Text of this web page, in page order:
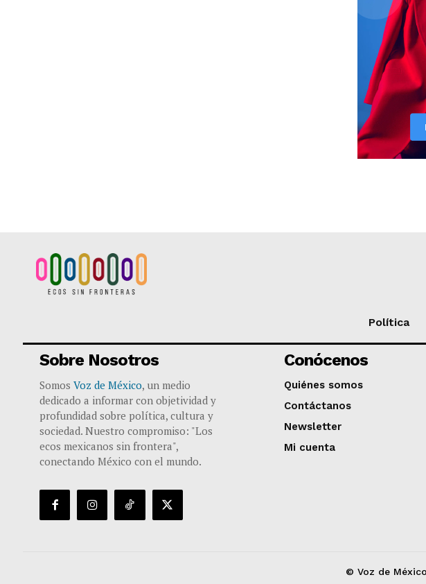
Política
Sobre Nosotros
Somos Voz de México, un medio
dedicado a informar con objetividad y
profundidad sobre política, cultura y
sociedad. Nuestro compromiso: "Los
ecos mexicanos sin frontera",
conectando México con el mundo.
Conócenos
Quiénes somos
Contáctanos
Newsletter
Mi cuenta
© Voz de